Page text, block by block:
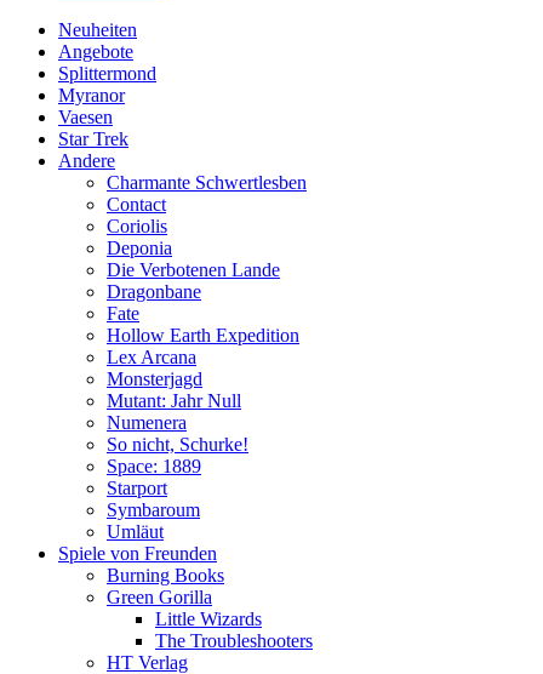
Neuheiten
Angebote
Splittermond
Myranor
Vaesen
Star Trek
Andere
Charmante Schwertlesben
Contact
Coriolis
Deponia
Die Verbotenen Lande
Dragonbane
Fate
Hollow Earth Expedition
Lex Arcana
Monsterjagd
Mutant: Jahr Null
Numenera
So nicht, Schurke!
Space: 1889
Starport
Symbaroum
Umläut
Spiele von Freunden
Burning Books
Green Gorilla
Little Wizards
The Troubleshooters
HT Verlag